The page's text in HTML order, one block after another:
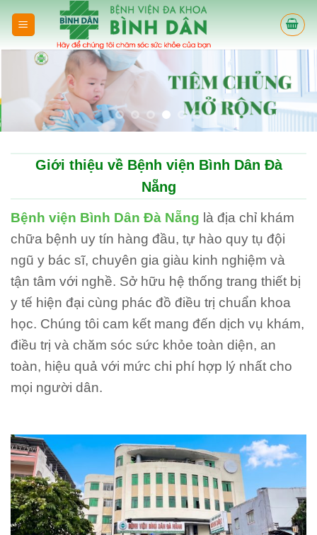
Giới thiệu về Bệnh viện Bình Dân Đà
Nẵng
Bệnh viện Bình Dân Đà Nẵng là địa chỉ khám
chữa bệnh uy tín hàng đầu, tự hào quy tụ đội
ngũ y bác sĩ, chuyên gia giàu kinh nghiệm và
tận tâm với nghề. Sở hữu hệ thống trang thiết bị
y tế hiện đại cùng phác đồ điều trị chuẩn khoa
học. Chúng tôi cam kết mang đến dịch vụ khám,
điều trị và chăm sóc sức khỏe toàn diện, an
toàn, hiệu quả với mức chi phí hợp lý nhất cho
mọi người dân.